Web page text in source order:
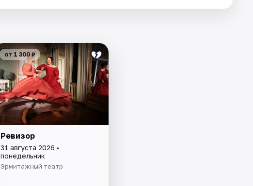
от 1 300 ₽
Ревизор
31 августа 2026 •
понедельник
Эрмитажный театр